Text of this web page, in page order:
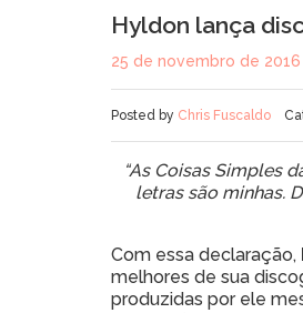
Hyldon lança
25 de novembro de 2016
Posted by Chris Fuscaldo
“As Coisas Simples
letras são minhas.
Com essa declaração,
melhores de sua
produzidas por ele